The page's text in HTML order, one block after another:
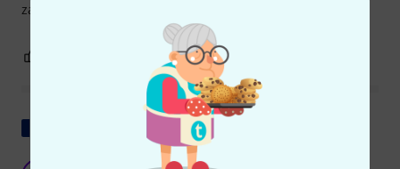
zahlreiche Nachfüllungen.
BEWERTUNG MELDEN